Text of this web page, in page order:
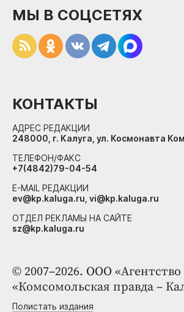
© 2007–2026. ООО «Агентство
«Комсомольская правда –
Полистать издания
МЫ В СОЦСЕТЯХ
КОНТАКТЫ
АДРЕС РЕДАКЦИИ
248000, г. Калуга, ул. Космонавта
ТЕЛЕФОН/ФАКС
+7(4842)79-04-54
E-MAIL РЕДАКЦИИ
ev@kp.kaluga.ru, vi@kp.kaluga.ru
ОТДЕЛ РЕКЛАМЫ НА САЙТЕ
sz@kp.kaluga.ru